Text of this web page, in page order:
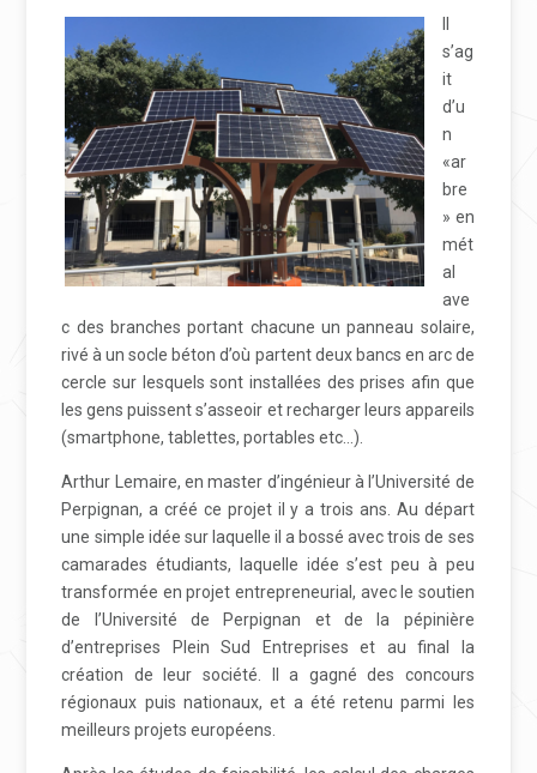
s’ag
it
d’u
n
«ar
bre
» en
mét
al
ave
c des branches portant chacune un panneau solaire,
rivé à un socle béton d’où partent deux bancs en arc de
cercle sur lesquels sont installées des prises afin que
les gens puissent s’asseoir et recharger leurs appareils
(smartphone, tablettes, portables etc…).
Arthur Lemaire, en master d’ingénieur à l’Université de
Perpignan, a créé ce projet il y a trois ans. Au départ
une simple idée sur laquelle il a bossé avec trois de ses
camarades étudiants, laquelle idée s’est peu à peu
transformée en projet entrepreneurial, avec le soutien
de l’Université de Perpignan et de la pépinière
d’entreprises Plein Sud Entreprises et au final la
création de leur société. Il a gagné des concours
régionaux puis nationaux, et a été retenu parmi les
meilleurs projets européens.